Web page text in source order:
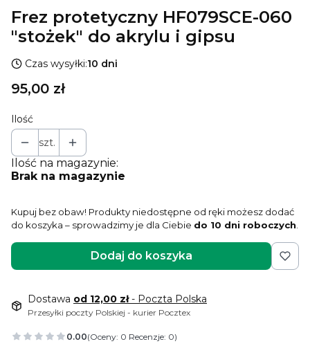
Frez protetyczny HF079SCE-060
"stożek" do akrylu i gipsu
Czas wysyłki:10 dni
Cena
95,00 zł
Ilość
szt.
Ilość na magazynie:
Brak na magazynie
Kupuj bez obaw! Produkty niedostępne od ręki możesz dodać
do koszyka – sprowadzimy je dla Ciebie do 10 dni roboczych.
Dodaj do koszyka
Dostawa od 12,00 zł- Poczta Polska
Przesyłki poczty Polskiej - kurier Pocztex
0.00(Oceny: 0 Recenzje: 0)